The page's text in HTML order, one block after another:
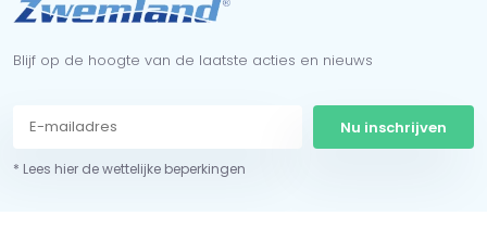
Blijf op de hoogte van de laatste acties en nieuws
Nu inschrijven
* Lees hier de wettelijke beperkingen